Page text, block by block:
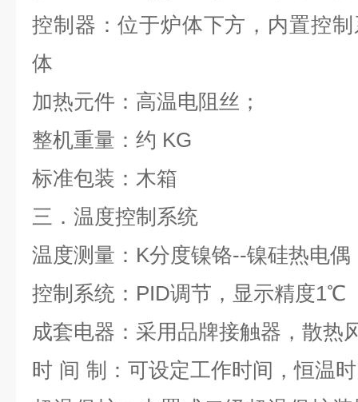
控制器：位于炉体下方，内置控
体
加热元件：高温电阻丝；
整机重量：约 KG
标准包装：木箱
三．温度控制系统
温度测量： K分度镍铬--镍硅热电偶
控制系统： PID调节，显示精度1℃
成套电器：采用品牌接触器，散热
时 间 制：可设定工作时间，恒温